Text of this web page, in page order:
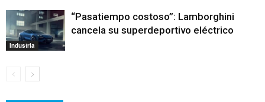
Industria
“Pasatiempo costoso”: Lamborghini
cancela su superdeportivo eléctrico